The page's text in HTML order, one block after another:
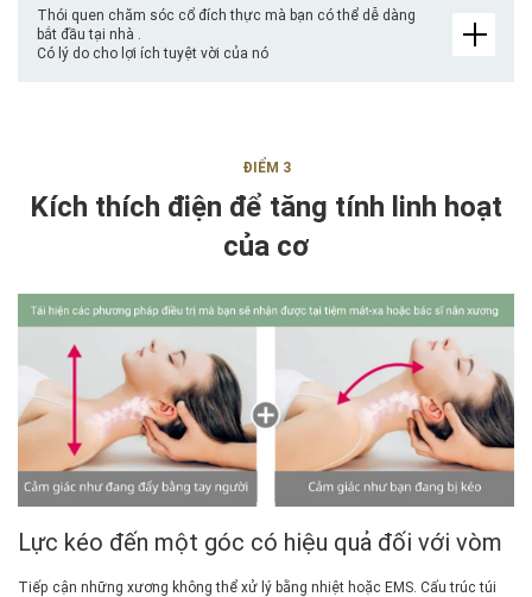
Thói quen chăm sóc cổ đích thực mà bạn có thể dễ dàng
bắt đầu tại nhà .
Có lý do cho lợi ích tuyệt vời của nó
ĐIỂM 3
Kích thích điện để tăng tính linh hoạt
của cơ
Lực kéo đến một góc có hiệu quả đối với vòm
Tiếp cận những xương không thể xử lý bằng nhiệt hoặc EMS. Cấu trúc túi